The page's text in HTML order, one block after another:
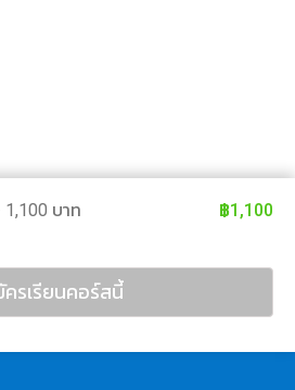
฿1,100
บาท
ครเรียนคอร์สนี้